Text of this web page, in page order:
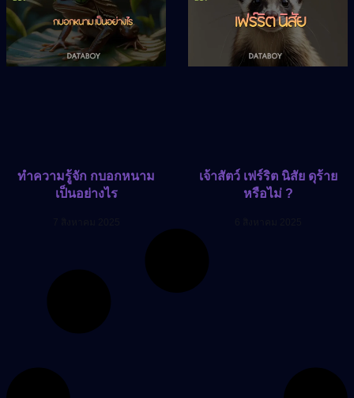
ทำความรู้จัก กบอกหนาม
เป็นอย่างไร
เจ้าสัตว์ เฟร์ริต นิสัย ดุร้าย
หรือไม่ ?